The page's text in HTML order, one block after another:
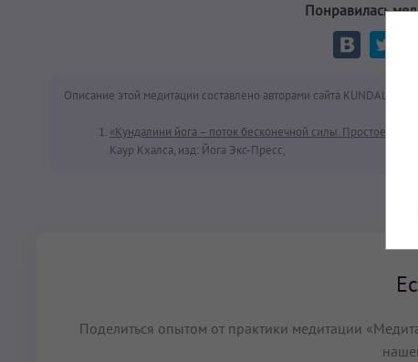
Понравилась
Описание этой медитации составлено авторами сайта
«Кундалини йога – поток бесконечной силы. Простое
Каур Кхалса, изд: Йога Экс-Пресс,
Поделиться опытом от практики медитации